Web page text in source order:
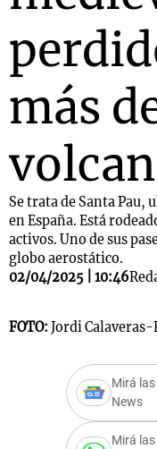
más
Se trata de Santa Pau,
en España. Está
activos. Uno de sus
globo aerostático.
02/04/2025 | 10:46
FOTO: Jordi
Mirá
News
Mirá